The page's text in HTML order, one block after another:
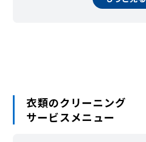
衣類のクリーニング
サービスメニュー